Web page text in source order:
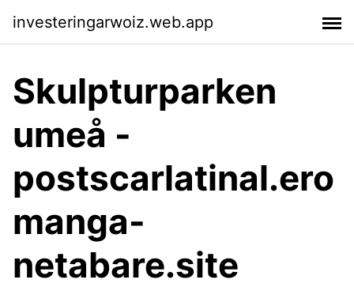
investeringarwoiz.web.app
Skulpturparken
umeå -
postscarlatinal.ero
manga-
netabare.site